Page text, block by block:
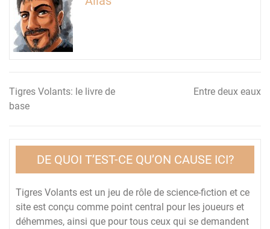
Navigation
Tigres Volants: le livre de
base
Entre deux eaux
DE QUOI T’EST-CE QU’ON CAUSE ICI?
Tigres Volants est un jeu de rôle de science-fiction et ce
site est conçu comme point central pour les joueurs et
déhemmes, ainsi que pour tous ceux qui se demandent